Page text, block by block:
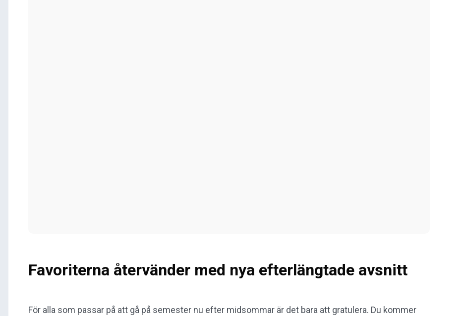
Favoriterna återvänder med nya efterlängtade avsnitt
För alla som passar på att gå på semester nu efter midsommar är det bara att gratulera. Du kommer